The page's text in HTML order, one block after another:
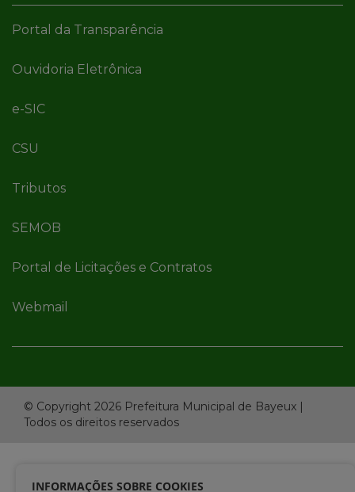
Portal da Transparência
Ouvidoria Eletrônica
e-SIC
CSU
Tributos
SEMOB
Portal de Licitações e Contratos
Webmail
© Copyright 2026 Prefeitura Municipal de Bayeux |
Todos os direitos reservados
INFORMAÇÕES SOBRE COOKIES